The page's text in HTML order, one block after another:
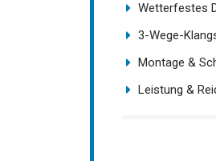
Wetterfestes
3-Wege-
Montage &
Leistung &